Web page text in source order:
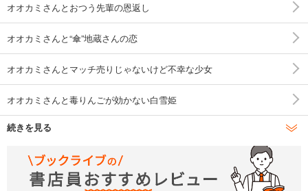
オオカミさんとおつう先輩の恩返し
オオカミさんと“傘”地蔵さんの恋
オオカミさんとマッチ売りじゃないけど不幸な少女
オオカミさんと毒りんごが効かない白雪姫
オオカミさんと長ブーツを履いたアニキな猫
オオカミさんと洗濯中の天女の羽衣
続きを見る